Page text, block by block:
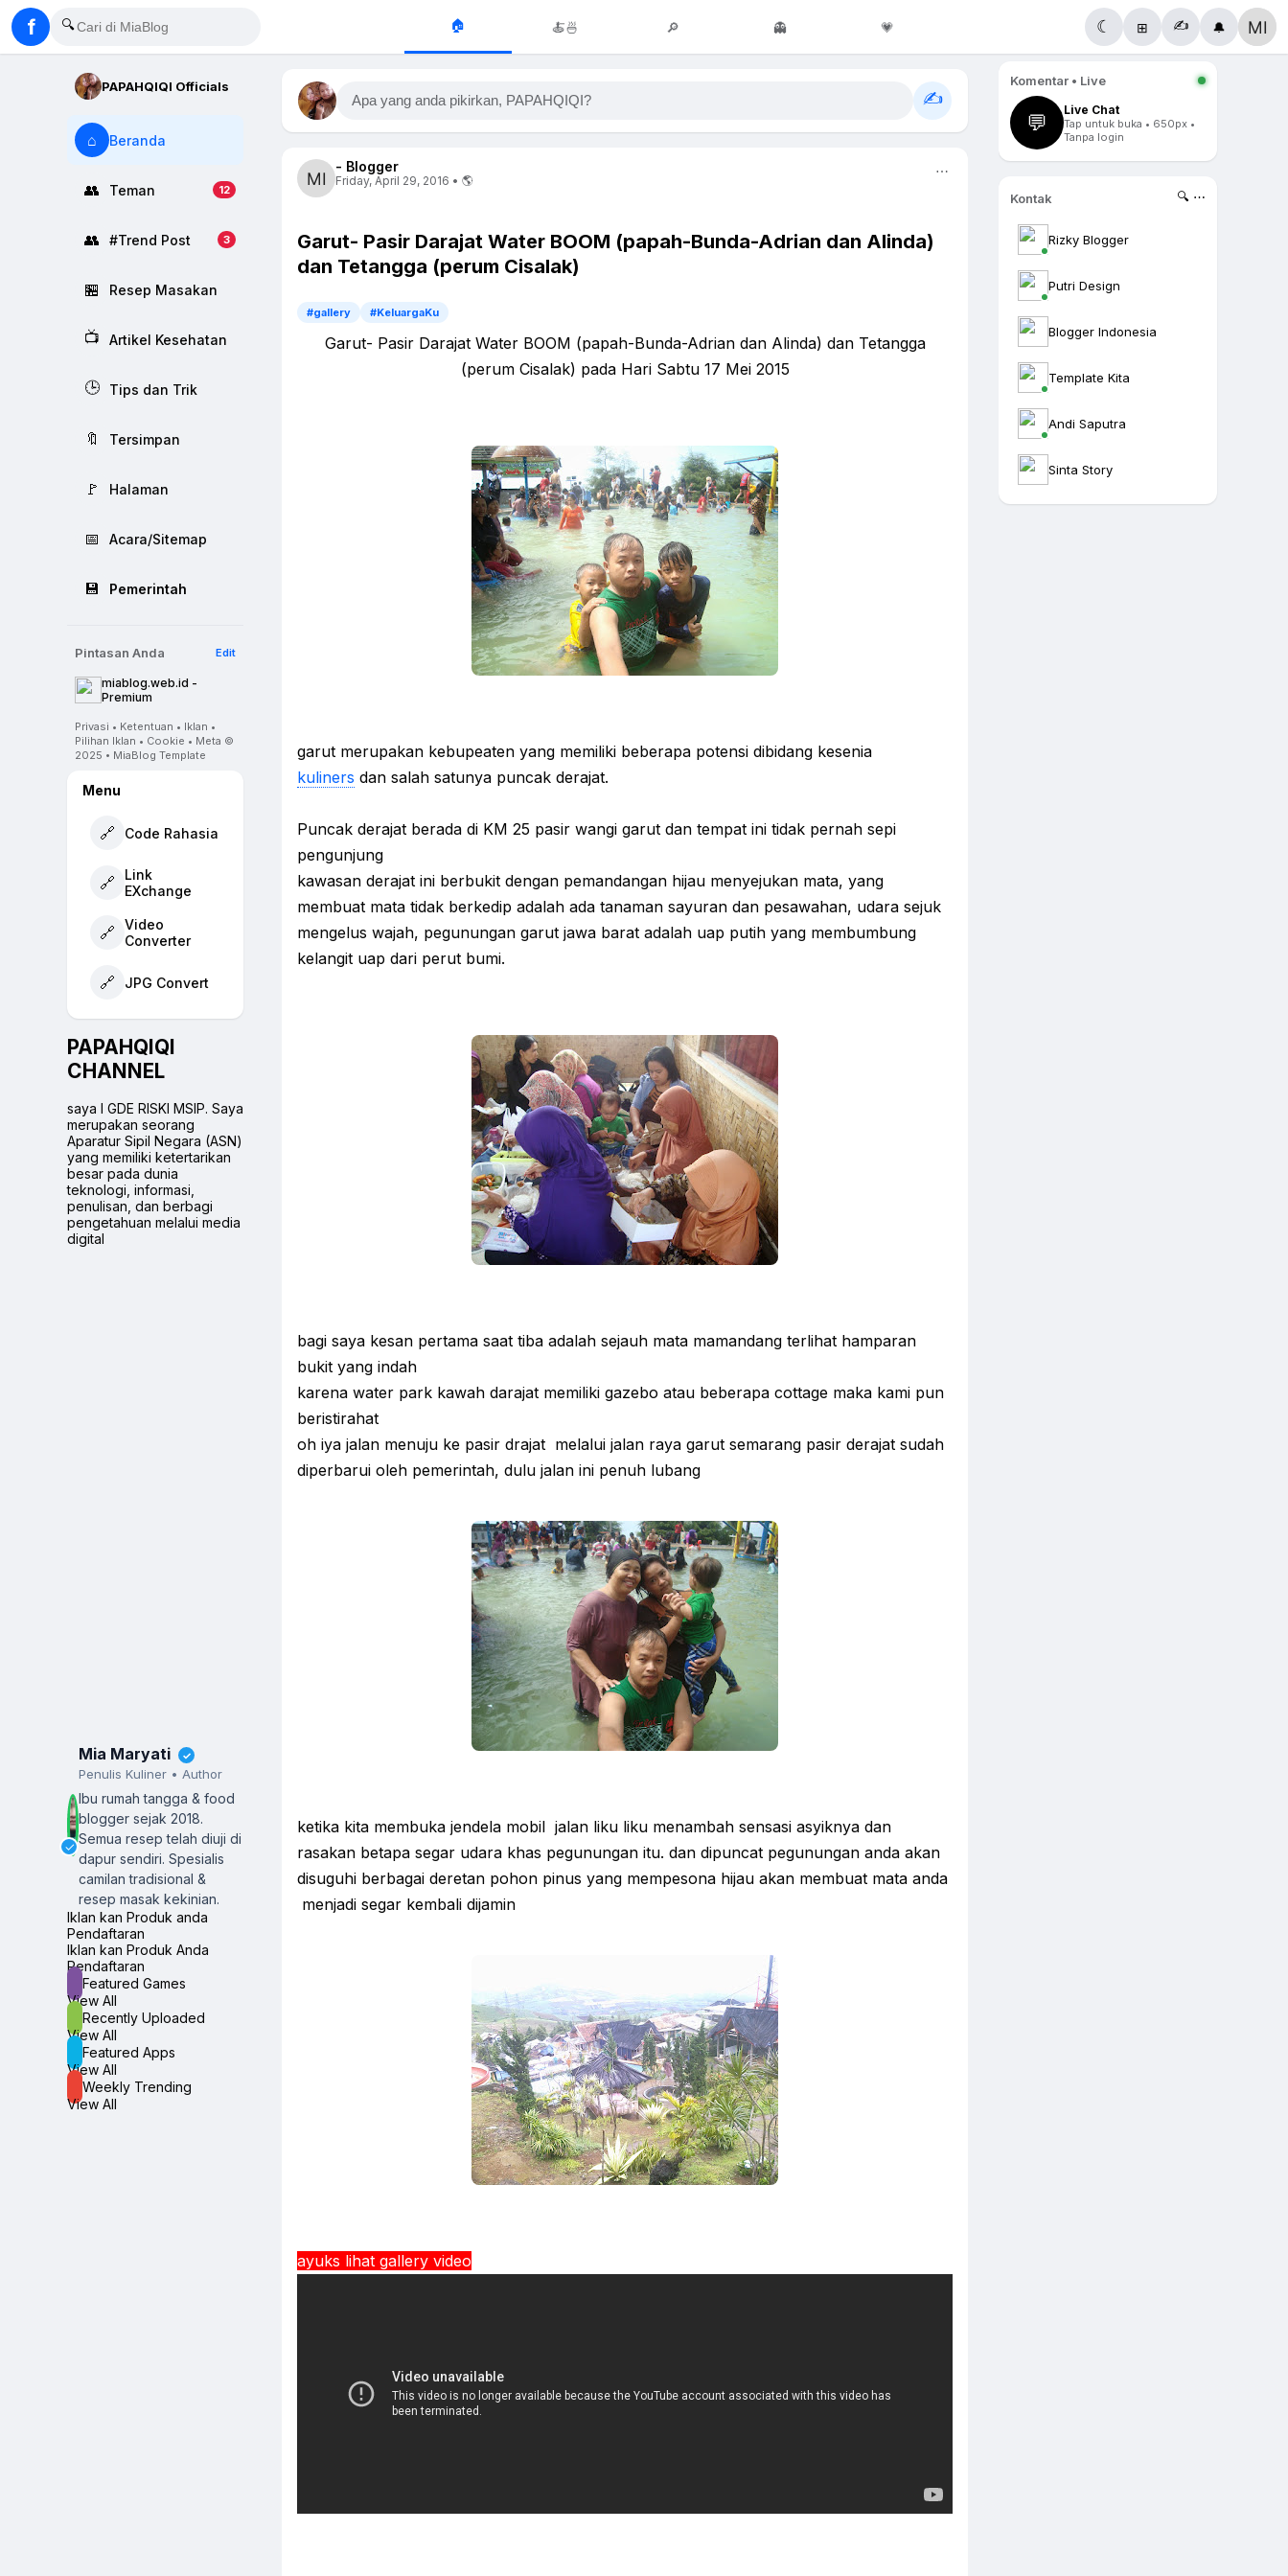
f 🔍 🏠 🍝🍜 🔎 👻 💗 ☾ ⊞ ✍️ 🔔
PAPAHQIQI Officials
⌂ Beranda
👥 Teman 12
👥 #Trend Post 3
🏪 Resep Masakan
📺 Artikel Kesehatan
🕒 Tips dan Trik
🔖 Tersimpan
🚩 Halaman
📅 Acara/Sitemap
💾 Pemerintah
Pintasan Anda Edit
miablog.web.id -
Premium
Privasi • Ketentuan • Iklan •
Pilihan Iklan • Cookie • Meta ©
2025 • MiaBlog Template
Menu
🔗 Code Rahasia
🔗
Link
EXchange
🔗
Video
Converter
🔗 JPG Convert
PAPAHQIQI
CHANNEL
saya I GDE RISKI MSIP. Saya
merupakan seorang
Aparatur Sipil Negara (ASN)
yang memiliki ketertarikan
besar pada dunia
teknologi, informasi,
penulisan, dan berbagi
pengetahuan melalui media
digital
✓
Mia Maryati ✓
Penulis Kuliner • Author
Ibu rumah tangga & food
blogger sejak 2018.
Semua resep telah diuji di
dapur sendiri.Spesialis
camilan tradisional &
resep masak kekinian.
Iklan kan Produk anda
Pendaftaran
Iklan kan Produk Anda
Pendaftaran
Featured Games
View All
Recently Uploaded
View All
Featured Apps
View All
Weekly Trending
View All
Apa yang anda pikirkan, PAPAHQIQI? ✍️
- Blogger
Friday, April 29, 2016 • 🌎
⋯
Garut- Pasir Darajat Water BOOM (papah-Bunda-Adrian dan Alinda)
dan Tetangga (perum Cisalak)
#gallery #KeluargaKu
Garut- Pasir Darajat Water BOOM (papah-Bunda-Adrian dan Alinda) dan Tetangga
(perum Cisalak) pada Hari Sabtu 17 Mei 2015
garut merupakan kebupeaten yang memiliki beberapa potensi dibidang kesenia
kuliners dan salah satunya puncak derajat.
Puncak derajat berada di KM 25 pasir wangi garut dan tempat ini tidak pernah sepi
pengunjung
kawasan derajat ini berbukit dengan pemandangan hijau menyejukan mata, yang
membuat mata tidak berkedip adalah ada tanaman sayuran dan pesawahan, udara sejuk
mengelus wajah, pegunungan garut jawa barat adalah uap putih yang membumbung
kelangit uap dari perut bumi.
bagi saya kesan pertama saat tiba adalah sejauh mata mamandang terlihat hamparan
bukit yang indah
karena water park kawah darajat memiliki gazebo atau beberapa cottage maka kami pun
beristirahat
oh iya jalan menuju ke pasir drajat melalui jalan raya garut semarang pasir derajat sudah
diperbarui oleh pemerintah, dulu jalan ini penuh lubang
ketika kita membuka jendela mobil jalan liku liku menambah sensasi asyiknya dan
rasakan betapa segar udara khas pegunungan itu. dan dipuncat pegunungan anda akan
disuguhi berbagai deretan pohon pinus yang mempesona hijau akan membuat mata anda
menjadi segar kembali dijamin
ayuks lihat gallery video
Komentar • Live
💬
Live Chat
Tap untuk buka • 650px •
Tanpa login
Kontak 🔍 ⋯
Rizky Blogger
Putri Design
Blogger Indonesia
Template Kita
Andi Saputra
Sinta Story